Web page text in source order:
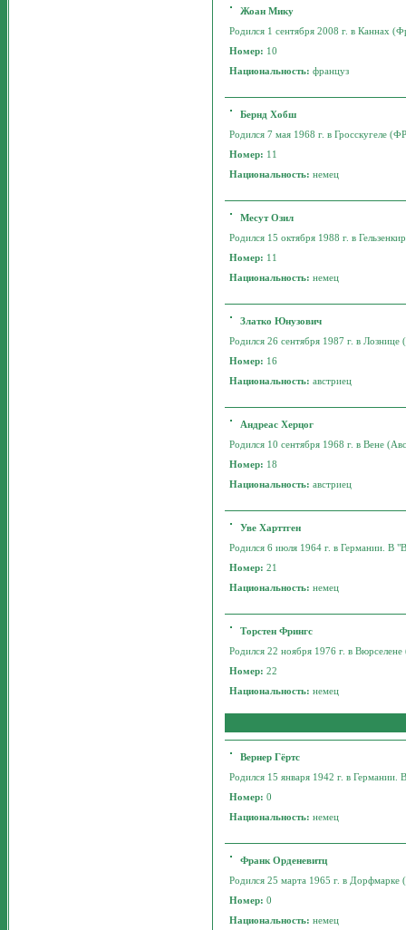
Жоан Мику
Родился 1 сентября 2008 г. в Каннах
Номер: 10
Национальность:француз
Бернд Хобш
Родился 7 мая 1968 г. в Гросскугеле
Номер: 11
Национальность:немец
Месут Озил
Родился 15 октября 1988 г. в
Номер: 11
Национальность:немец
Златко Юнузович
Родился 26 сентября 1987 г. в
Номер: 16
Национальность:австриец
Андреас Херцог
Родился 10 сентября 1968 г. в Вене
Номер: 18
Национальность:австриец
Уве Харттген
Родился 6 июля 1964 г. в Германии. В
Номер:21
Национальность:немец
Торстен Фрингс
Родился 22 ноября 1976 г. в
Номер:22
Национальность:немец
Вернер Гёртс
Родился 15 января 1942 г. в Германии.
Номер:0
Национальность:немец
Франк Орденевитц
Родился 25 марта 1965 г. в
Номер:0
Национальность:немец